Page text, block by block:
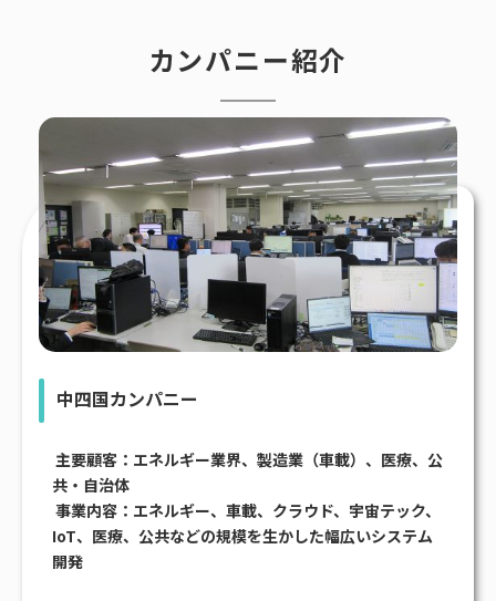
カンパニー紹介
中四国カンパニー
主要顧客：エネルギー業界、製造業（車載）、医療、公
共・自治体
事業内容：エネルギー、車載、クラウド、宇宙テック、
IoT、医療、公共などの規模を生かした幅広いシステム
開発